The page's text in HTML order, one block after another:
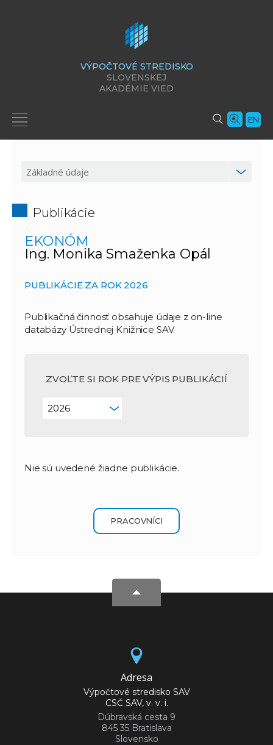
VÝPOČTOVÉ STREDISKO
SLOVENSKEJ
AKADÉMIE VIED
EN
Publikácie
EKONÓM
Ing. Monika Smaženka Opál
PUBLIKÁCIE ZA ROK 2026
Publikačná činnosť obsahuje údaje z on-line
databázy Ústrednej Knižnice SAV.
ZVOĽTE SI ROK PRE VÝPIS PUBLIKÁCIÍ
Nie sú uvedené žiadne publikácie.
PRACOVNÍCI
Adresa
Výpočtové stredisko SAV
CSČ SAV, v. v. i.
Dúbravská cesta 9
845 35 Bratislava
Slovensko